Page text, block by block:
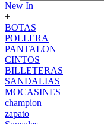
New In
+
BOTAS
POLLERA
PANTALON
CINTOS
BILLETERAS
SANDALIAS
MOCASINES
champion
zapato